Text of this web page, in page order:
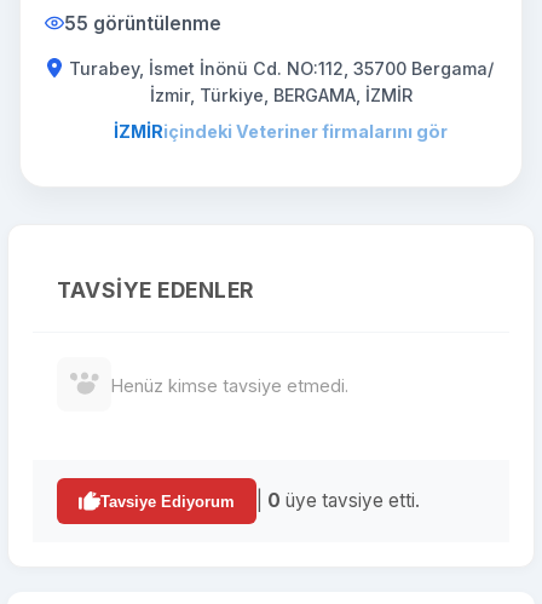
55 görüntülenme
Turabey, İsmet İnönü Cd. NO:112, 35700 Bergama/
İzmir, Türkiye, BERGAMA, İZMİR
İZMİRiçindeki Veteriner firmalarını gör
TAVSIYE EDENLER
Henüz kimse tavsiye etmedi.
Tavsiye Ediyorum 0 üye tavsiye etti.